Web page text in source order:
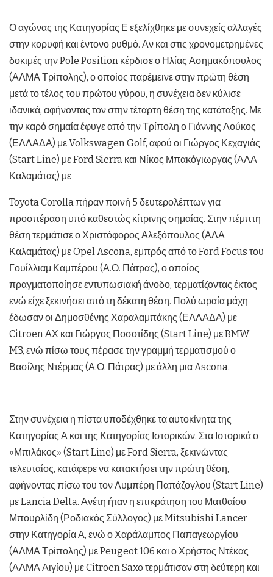
Ο αγώνας της Κατηγορίας Ε εξελίχθηκε με συνεχείς αλλαγές
στην κορυφή και έντονο ρυθμό. Αν και στις χρονομετρημένες
δοκιμές την Pole Position κέρδισε ο Ηλίας Ασημακόπουλος
(ΑΛΜΑ Τρίπολης), ο οποίος παρέμεινε στην πρώτη θέση
μετά το τέλος του πρώτου γύρου, η συνέχεια δεν κύλισε
ιδανικά, αφήνοντας τον στην τέταρτη θέση της κατάταξης. Με
την καρό σημαία έφυγε από την Τρίπολη ο Γιάννης Λούκος
(ΕΛΛΑΔΑ) με Volkswagen Golf, αφού οι Γιώργος Κεχαγιάς
(Start Line) με Ford Sierra και Νίκος Μπακόγιωργας (ΑΛΑ
Καλαμάτας) με
Toyota Corolla πήραν ποινή 5 δευτερολέπτων για
προσπέραση υπό καθεστώς κίτρινης σημαίας. Στην πέμπτη
θέση τερμάτισε ο Χριστόφορος Αλεξόπουλος (ΑΛΑ
Καλαμάτας) με Opel Ascona, εμπρός από το Ford Focus του
Γουίλλιαμ Καμπέρου (Α.Ο. Πάτρας), ο οποίος
πραγματοποίησε εντυπωσιακή άνοδο, τερματίζοντας έκτος
ενώ είχε ξεκινήσει από τη δέκατη θέση. Πολύ ωραία μάχη
έδωσαν οι Δημοσθένης Χαραλαμπάκης (ΕΛΛΑΔΑ) με
Citroen ΑΧ και Γιώργος Ποσοτίδης (Start Line) με BMW
M3, ενώ πίσω τους πέρασε την γραμμή τερματισμού ο
Βασίλης Ντέρμας (Α.Ο. Πάτρας) με άλλη μια Ascona.
Στην συνέχεια η πίστα υποδέχθηκε τα αυτοκίνητα της
Κατηγορίας Α και της Κατηγορίας Ιστορικών. Στα Ιστορικά ο
«Μπιλάκος» (Start Line) με Ford Sierra, ξεκινώντας
τελευταίος, κατάφερε να κατακτήσει την πρώτη θέση,
αφήνοντας πίσω του τον Λυμπέρη Παπάζογλου (Start Line)
με Lancia Delta. Ανέτη ήταν η επικράτηση του Ματθαίου
Μπουρλίδη (Ροδιακός Σύλλογος) με Mitsubishi Lancer
στην Κατηγορία Α, ενώ ο Χαράλαμπος Παπαγεωργίου
(ΑΛΜΑ Τρίπολης) με Peugeot 106 και ο Χρήστος Ντέκας
(ΑΛΜΑ Αιγίου) με Citroen Saxo τερμάτισαν στη δεύτερη και